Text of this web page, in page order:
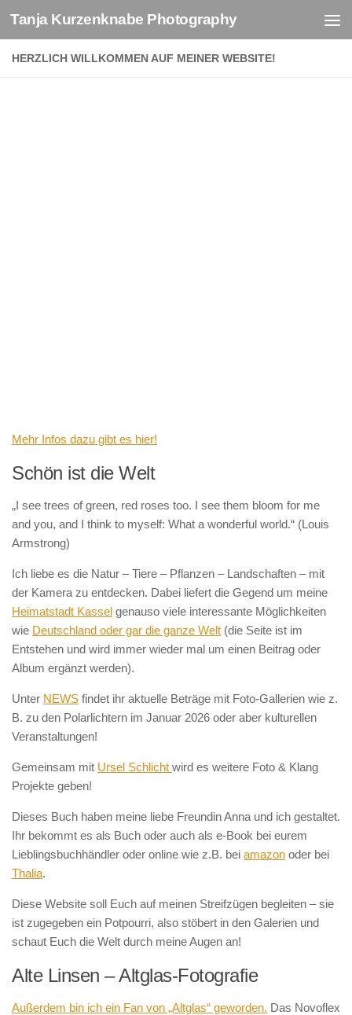
Zum Inhalt springen
Tanja Kurzenknabe Photography
HERZLICH WILLKOMMEN AUF MEINER WEBSITE!
Mehr Infos dazu gibt es hier!
Schön ist die Welt
„I see trees of green, red roses too. I see them bloom for me
and you, and I think to myself: What a wonderful world.“ (Louis
Armstrong)
Ich liebe es die Natur – Tiere – Pflanzen – Landschaften – mit
der Kamera zu entdecken. Dabei liefert die Gegend um meine
Heimatstadt Kassel genauso viele interessante Möglichkeiten
wie Deutschland oder gar die ganze Welt (die Seite ist im
Entstehen und wird immer wieder mal um einen Beitrag oder
Album ergänzt werden).
Unter NEWS findet ihr aktuelle Beträge mit Foto-Gallerien wie z.
B. zu den Polarlichtern im Januar 2026 oder aber kulturellen
Veranstaltungen!
Gemeinsam mit Ursel Schlicht wird es weitere Foto & Klang
Projekte geben!
Dieses Buch haben meine liebe Freundin Anna und ich gestaltet.
Ihr bekommt es als Buch oder auch als e-Book bei eurem
Lieblingsbuchhändler oder online wie z.B. bei amazon oder bei
Thalia.
Diese Website soll Euch auf meinen Streifzügen begleiten – sie
ist zugegeben ein Potpourri, also stöbert in den Galerien und
schaut Euch die Welt durch meine Augen an!
Alte Linsen – Altglas-Fotografie
Außerdem bin ich ein Fan von „Altglas“ geworden. Das Novoflex